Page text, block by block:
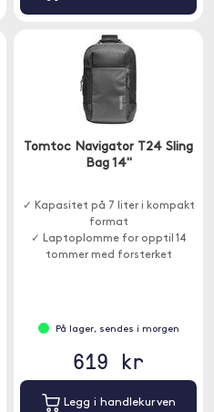
Tomtoc Navigator T24 Sling
Bag 14"
✓ Kapasitet på 7 liter i kompakt
format
✓ Laptoplomme for opptil 14
tommer med forsterket
På lager, sendes i morgen
619 kr
Legg i handlekurven